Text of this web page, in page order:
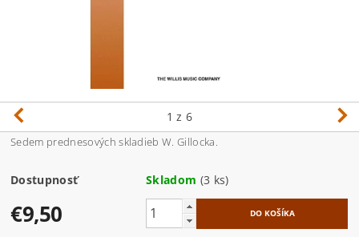
1 z 6
Sedem prednesových skladieb W. Gillocka.
Dostupnosť Skladom (3 ks)
€9,50